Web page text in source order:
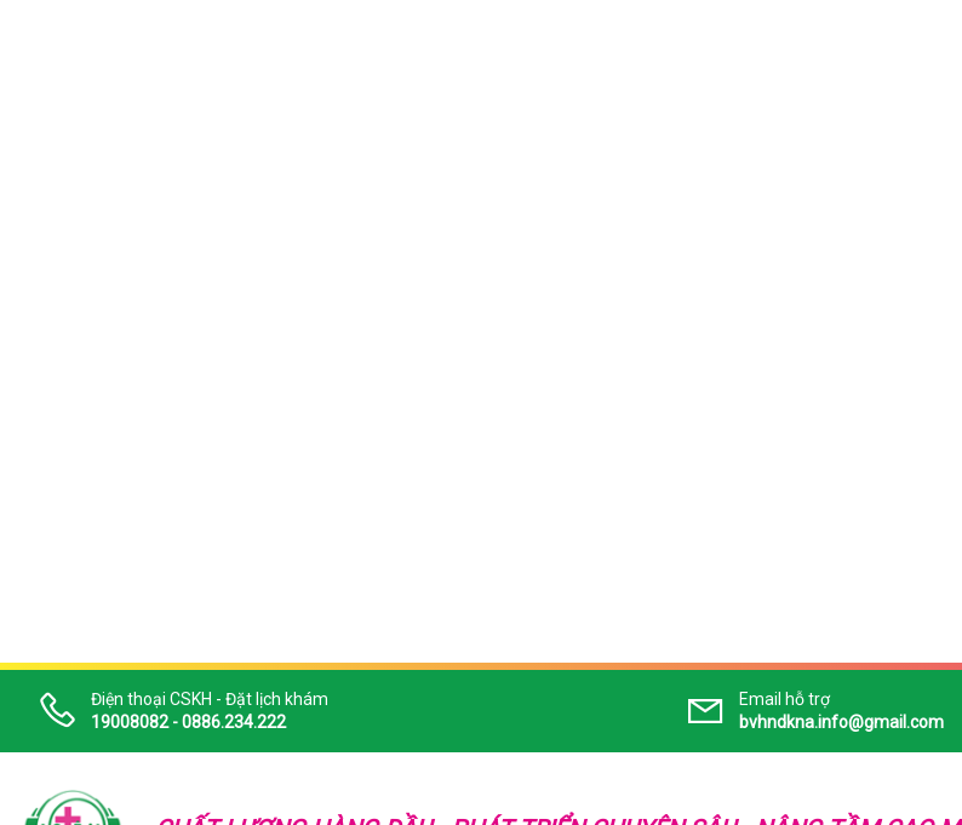
Điện thoại CSKH - Đặt lịch khám
19008082 - 0886.234.222
Email hỗ trợ
bvhndkna.info@gmail.com